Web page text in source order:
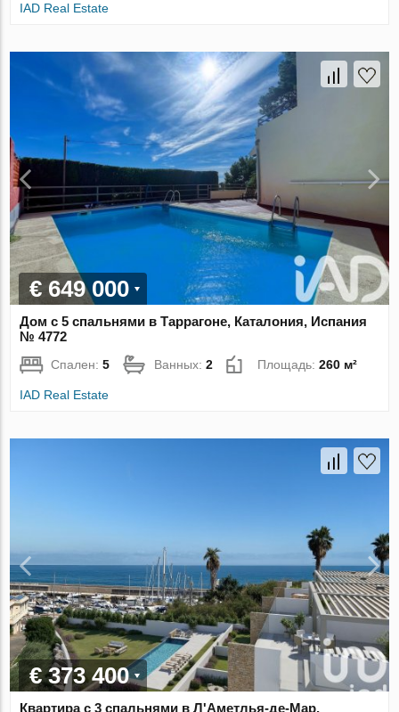
IAD Real Estate
€ 649 000
Дом с 5 спальнями в Таррагоне, Каталония, Испания
№ 4772
Спален:5 Ванных:2 Площадь:260 м²
IAD Real Estate
€ 373 400
Квартира с 3 спальнями в Л'Аметлья-де-Мар,